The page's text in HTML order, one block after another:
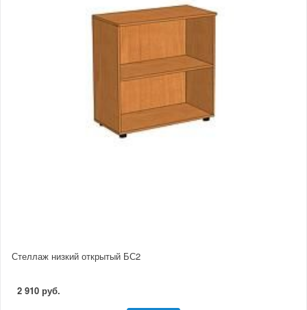
Стеллаж низкий открытый БС2
2 910 руб.